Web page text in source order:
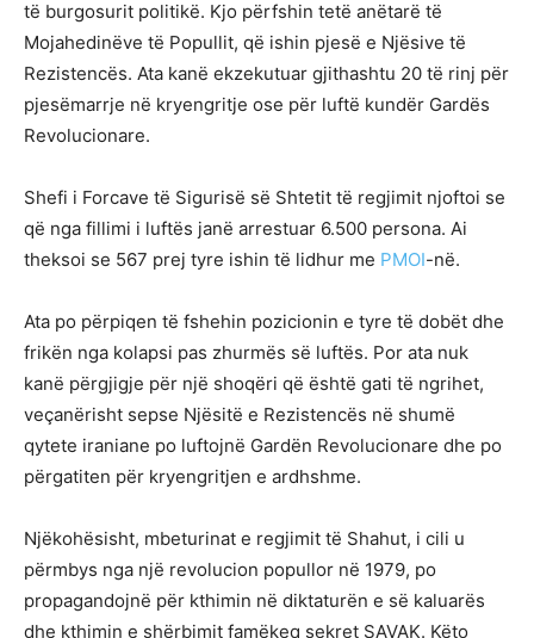
të burgosurit politikë. Kjo përfshin tetë anëtarë të
Mojahedinëve të Popullit, që ishin pjesë e Njësive të
Rezistencës. Ata kanë ekzekutuar gjithashtu 20 të rinj për
pjesëmarrje në kryengritje ose për luftë kundër Gardës
Revolucionare.
Shefi i Forcave të Sigurisë së Shtetit të regjimit njoftoi se
që nga fillimi i luftës janë arrestuar 6.500 persona. Ai
theksoi se 567 prej tyre ishin të lidhur me PMOI-në.
Ata po përpiqen të fshehin pozicionin e tyre të dobët dhe
frikën nga kolapsi pas zhurmës së luftës. Por ata nuk
kanë përgjigje për një shoqëri që është gati të ngrihet,
veçanërisht sepse Njësitë e Rezistencës në shumë
qytete iraniane po luftojnë Gardën Revolucionare dhe po
përgatiten për kryengritjen e ardhshme.
Njëkohësisht, mbeturinat e regjimit të Shahut, i cili u
përmbys nga një revolucion popullor në 1979, po
propagandojnë për kthimin në diktaturën e së kaluarës
dhe kthimin e shërbimit famëkeq sekret SAVAK. Këto